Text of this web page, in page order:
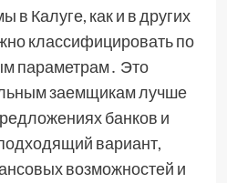
в Калуге, как и в других
классифицировать по
параметрам․ Это
заемщикам лучше
банков и
вариант,
возможностей и